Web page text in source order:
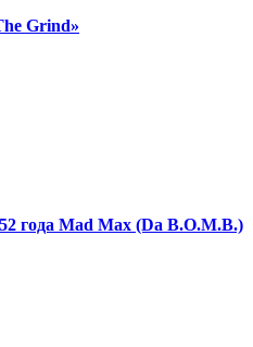
Grind»
года Mad Max (Da B.O.M.B.)